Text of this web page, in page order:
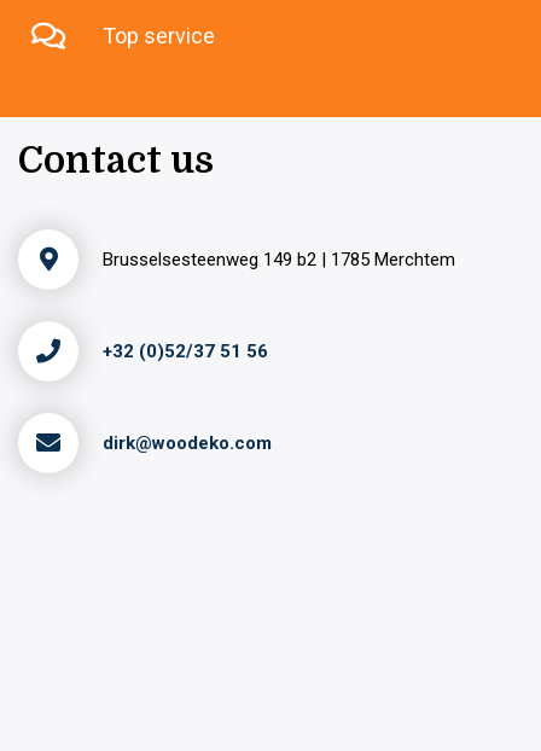
Top service
Contact us
Brusselsesteenweg 149 b2 | 1785 Merchtem
+32 (0)52/37 51 56
dirk@woodeko.com